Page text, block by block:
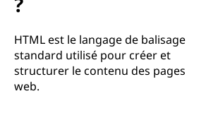
HTML est le langage de balisage
standard utilisé pour créer et
structurer le contenu des pages
web.